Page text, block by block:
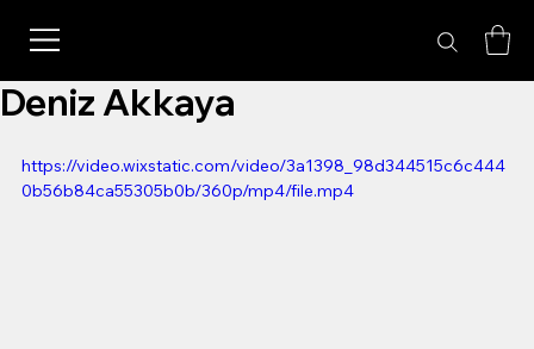
Deniz Akkaya
https://video.wixstatic.com/video/3a1398_98d344515c6c444
0b56b84ca55305b0b/360p/mp4/file.mp4